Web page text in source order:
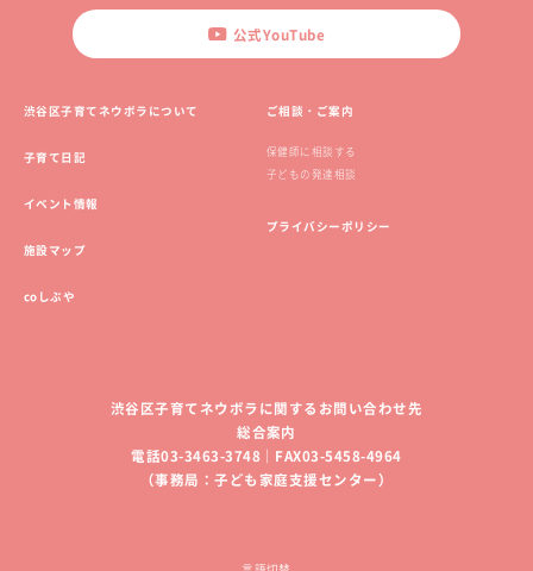
公式YouTube
渋谷区子育てネウボラについて
子育て日記
イベント情報
施設マップ
coしぶや
ご相談・ご案内
保健師に相談する
子どもの発達相談
プライバシーポリシー
渋谷区子育てネウボラに関するお問い合わせ先
総合案内
電話03-3463-3748｜FAX03-5458-4964
（事務局：子ども家庭支援センター）